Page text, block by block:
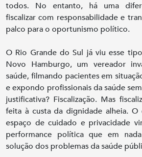
todos. No entanto, há uma
fiscalizar com responsabilidade e
palco para o oportunismo político.
O Rio Grande do Sul já viu esse
Novo Hamburgo, um vereador
saúde, filmando pacientes em
e expondo profissionais da saúde
justificativa? Fiscalização. Mas
feita à custa da dignidade alheia. O
espaço de cuidado e privacidade
performance política que em
solução dos problemas da saúde